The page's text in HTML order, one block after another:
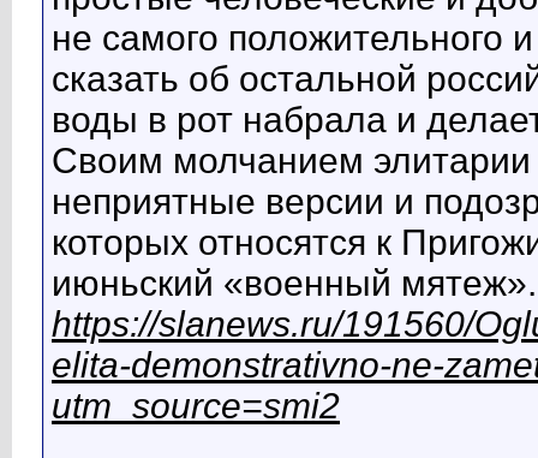
не самого положительного
сказать об остальной
воды в рот набрала и
Своим молчанием
неприятные версии и
которых относятся к
июньский «военный мятеж».
https://slanews.ru/191560/
elita-demonstrativno-ne-
utm_source=smi2